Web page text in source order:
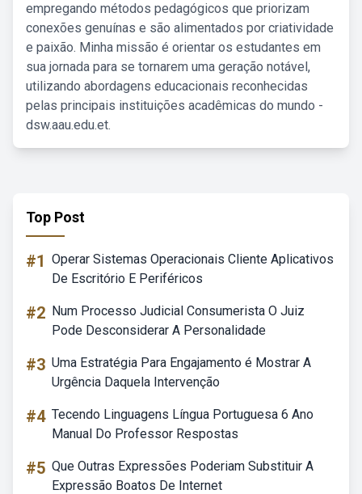
empregando métodos pedagógicos que priorizam
conexões genuínas e são alimentados por criatividade
e paixão. Minha missão é orientar os estudantes em
sua jornada para se tornarem uma geração notável,
utilizando abordagens educacionais reconhecidas
pelas principais instituições acadêmicas do mundo -
dsw.aau.edu.et.
Top Post
#1 Operar Sistemas Operacionais Cliente Aplicativos
De Escritório E Periféricos
#2 Num Processo Judicial Consumerista O Juiz
Pode Desconsiderar A Personalidade
#3 Uma Estratégia Para Engajamento é Mostrar A
Urgência Daquela Intervenção
#4 Tecendo Linguagens Língua Portuguesa 6 Ano
Manual Do Professor Respostas
#5 Que Outras Expressões Poderiam Substituir A
Expressão Boatos De Internet